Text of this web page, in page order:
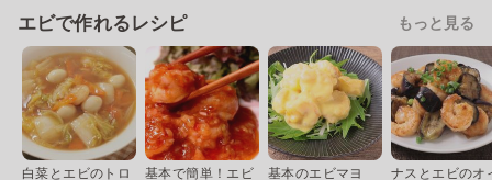
エビで作れるレシピ もっと見る
白菜とエビのトロ 基本で簡単！エビ 基本のエビマヨ ナスとエビのオ